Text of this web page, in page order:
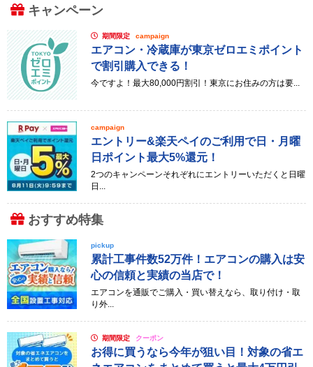
キャンペーン
期間限定 campaign
エアコン・冷蔵庫が東京ゼロエミポイント
で割引購入できる！
今ですよ！最大80,000円割引！東京にお住みの方は要...
campaign
エントリー&楽天ペイのご利用で日・月曜
日ポイント最大5%還元！
2つのキャンペーンそれぞれにエントリーいただくと日曜
日...
おすすめ特集
pickup
累計工事件数52万件！エアコンの購入は安
心の信頼と実績の当店で！
エアコンを通販でご購入・買い替えなら、取り付け・取
り外...
期間限定 クーポン
お得に買うなら今年が狙い目！対象の省エ